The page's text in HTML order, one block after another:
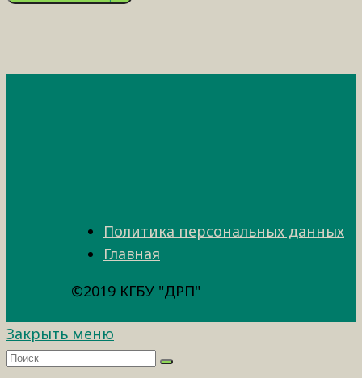
Политика персональных данных
Главная
©2019 КГБУ "ДРП"
Закрыть меню